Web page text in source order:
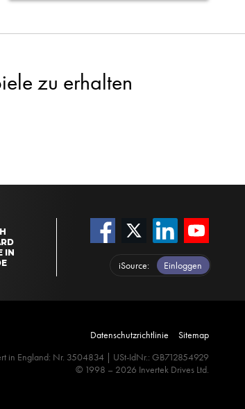
zu erhalten
IN
iSource Einloggen
Datenschutzrichtlinie
Sitemap
in England: Nr. 3504834 | USt-IdNr.: GB712854929
© 1998 – 2026 Invertek Drives Ltd.